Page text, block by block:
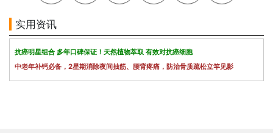
实用资讯
抗癌明星组合 多年口碑保证！天然植物萃取 有效对抗癌细胞
中老年补钙必备，2星期消除夜间抽筋、腰背疼痛，防治骨质疏松立竿见影